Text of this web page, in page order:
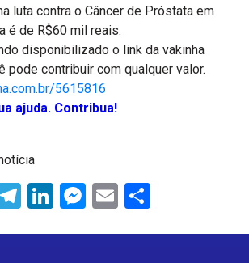
luta contra o Câncer de Próstata em
é de R$60 mil reais.
disponibilizado o link da vakinha
pode contribuir com qualquer valor.
5615816
ajuda. Contribua!
Telegram
LinkedIn
Messenger
Email